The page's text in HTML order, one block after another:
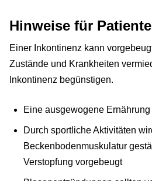
Hinweise für
Einer Inkontinenz kann
Zustände und Krankheiten
Inkontinenz begünstigen.
Eine ausgewogene
Durch sportliche Aktivitäten
Beckenbodenmuskulatur
Verstopfung vorgebeugt